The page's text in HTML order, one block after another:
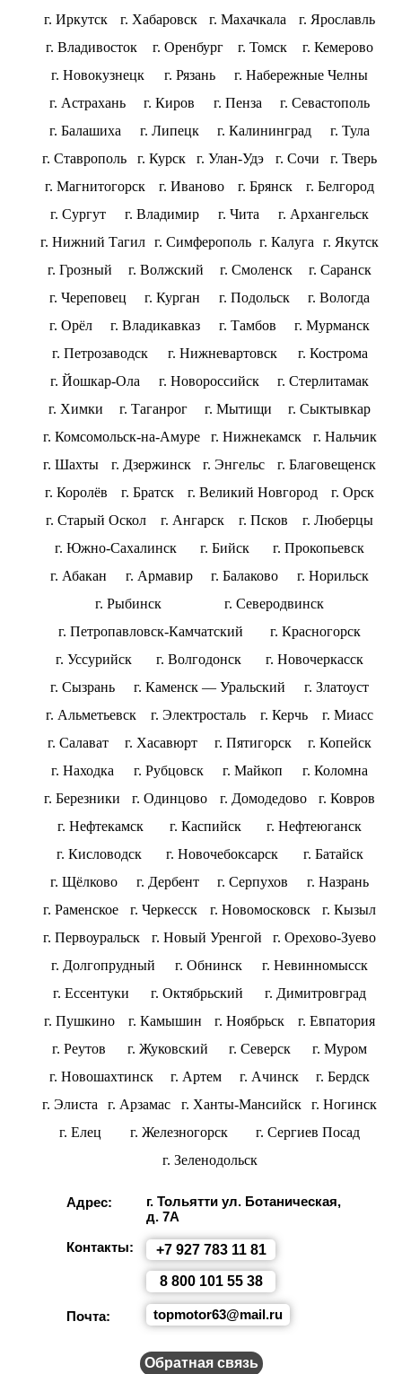
г. Иркутск
г. Хабаровск г. Махачкала
г. Ярославль
г. Владивосток
г. Оренбург г. Томск
г. Кемерово
г. Новокузнецк
г. Рязань
г. Набережные Челны
г. Астрахань
г. Киров г. Пенза
г. Севастополь
г. Балашиха
г. Липецк г. Калининград
г. Тула
г. Ставрополь
г. Курск г. Улан-Удэ г. Сочи
г. Тверь
г. Магнитогорск
г. Иваново г. Брянск
г. Белгород
г. Сургут
г. Владимир г. Чита
г. Архангельск
г. Нижний Тагил
г. Симферополь г. Калуга
г. Якутск
г. Грозный
г. Волжский г. Смоленск
г. Саранск
г. Череповец
г. Курган г. Подольск
г. Вологда
г. Орёл
г. Владикавказ г. Тамбов
г. Мурманск
г. Петрозаводск
г. Нижневартовск
г. Кострома
г. Йошкар-Ола
г. Новороссийск
г. Стерлитамак
г. Химки
г. Таганрог г. Мытищи
г. Сыктывкар
г. Комсомольск-на-Амуре
г. Нижнекамск
г. Нальчик
г. Шахты
г. Дзержинск г. Энгельс
г. Благовещенск
г. Королёв
г. Братск г. Великий Новгород
г. Орск
г. Старый Оскол
г. Ангарск г. Псков
г. Люберцы
г. Южно-Сахалинск
г. Бийск
г. Прокопьевск
г. Абакан
г. Армавир г. Балаково
г. Норильск
г. Рыбинск
г. Северодвинск
г. Петропавловск-Камчатский
г. Красногорск
г. Уссурийск
г. Волгодонск
г. Новочеркасск
г. Сызрань
г. Каменск — Уральский
г. Златоуст
г. Альметьевск
г. Электросталь г. Керчь
г. Миасс
г. Салават
г. Хасавюрт г. Пятигорск
г. Копейск
г. Находка
г. Рубцовск г. Майкоп
г. Коломна
г. Березники
г. Одинцово г. Домодедово
г. Ковров
г. Нефтекамск
г. Каспийск
г. Нефтеюганск
г. Кисловодск
г. Новочебоксарск
г. Батайск
г. Щёлково
г. Дербент г. Серпухов
г. Назрань
г. Раменское
г. Черкесск г. Новомосковск
г. Кызыл
г. Первоуральск
г. Новый Уренгой
г. Орехово-Зуево
г. Долгопрудный
г. Обнинск
г. Невинномысск
г. Ессентуки
г. Октябрьский
г. Димитровград
г. Пушкино
г. Камышин г. Ноябрьск
г. Евпатория
г. Реутов
г. Жуковский г. Северск
г. Муром
г. Новошахтинск
г. Артем г. Ачинск
г. Бердск
г. Элиста
г. Арзамас г. Ханты-Мансийск
г. Ногинск
г. Елец
г. Железногорск
г. Сергиев Посад
г. Зеленодольск
Контакты:
Адрес:
г. Тольятти ул. Ботаническая,
д. 7А
+7 927 783 11 81
8 800 101 55 38
topmotor63@mail.ru
Почта:
Обратная связь